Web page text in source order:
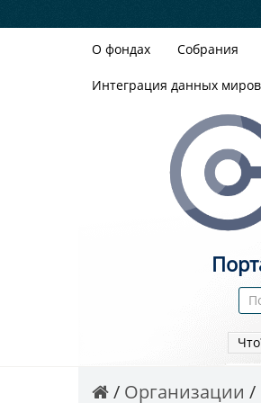
О фондах Собрания
Интеграция данных
Организации